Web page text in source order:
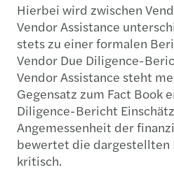
Hierbei wird zwischen
Vendor Assistance
stets zu einer formalen
Vendor Due Diligence-
Vendor Assistance steht
Gegensatz zum Fact Book
Diligence-Bericht
Angemessenheit der
bewertet die dargestellten
kritisch.